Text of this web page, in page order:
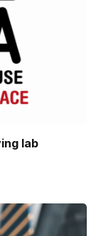
lab